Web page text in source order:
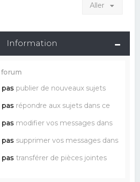
Aller
Information
publier de nouveaux sujets
répondre aux sujets dans ce
modifier vos messages dans
supprimer vos messages dans
transférer de pièces jointes